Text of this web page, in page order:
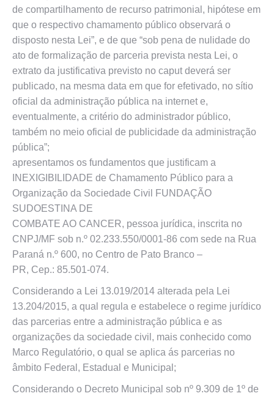
de compartilhamento de recurso patrimonial, hipótese em
que o respectivo chamamento público observará o
disposto nesta Lei”, e de que “sob pena de nulidade do
ato de formalização de parceria prevista nesta Lei, o
extrato da justificativa previsto no caput deverá ser
publicado, na mesma data em que for efetivado, no sítio
oficial da administração pública na internet e,
eventualmente, a critério do administrador público,
também no meio oficial de publicidade da administração
pública”;
apresentamos os fundamentos que justificam a
INEXIGIBILIDADE de Chamamento Público para a
Organização da Sociedade Civil FUNDAÇÃO
SUDOESTINA DE
COMBATE AO CANCER, pessoa jurídica, inscrita no
CNPJ/MF sob n.º 02.233.550/0001-86 com sede na Rua
Paraná n.º 600, no Centro de Pato Branco –
PR, Cep.: 85.501-074.
Considerando a Lei 13.019/2014 alterada pela Lei
13.204/2015, a qual regula e estabelece o regime jurídico
das parcerias entre a administração pública e as
organizações da sociedade civil, mais conhecido como
Marco Regulatório, o qual se aplica ás parcerias no
âmbito Federal, Estadual e Municipal;
Considerando o Decreto Municipal sob nº 9.309 de 1º de